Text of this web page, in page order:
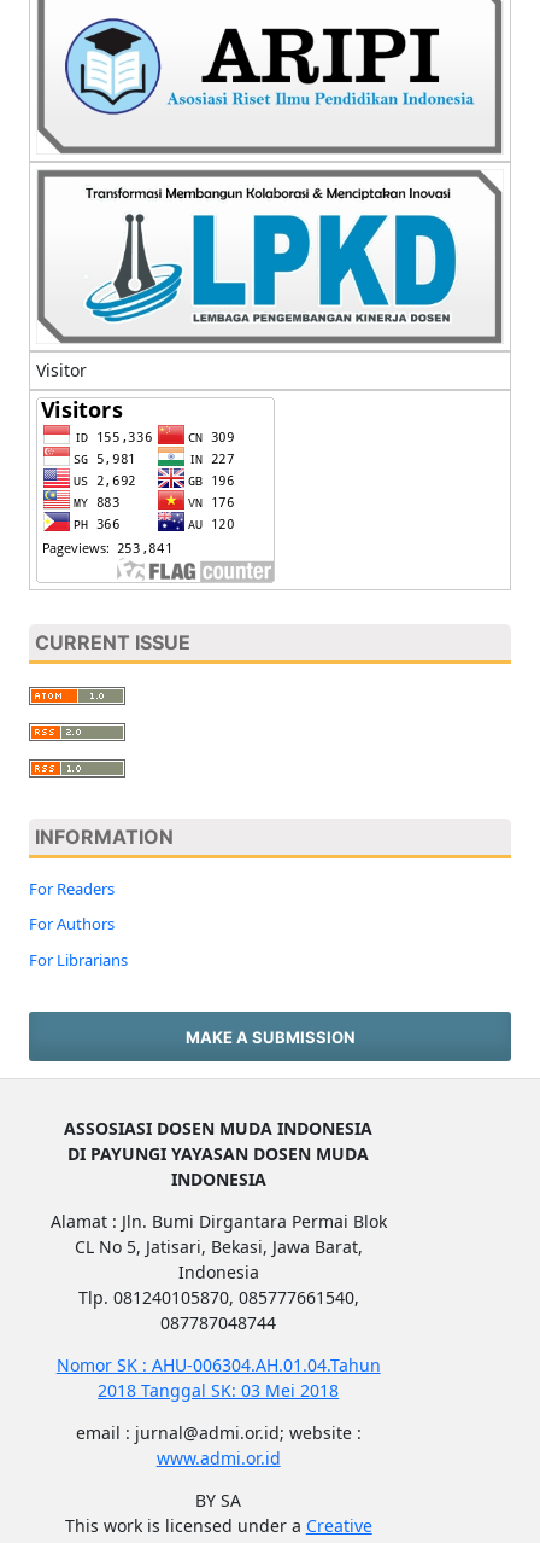
Visitor
CURRENT ISSUE
INFORMATION
For Readers
For Authors
For Librarians
MAKE A SUBMISSION
ASSOSIASI DOSEN MUDA INDONESIA
DI PAYUNGI YAYASAN DOSEN MUDA
INDONESIA
Alamat : Jln. Bumi Dirgantara Permai Blok
CL No 5, Jatisari, Bekasi, Jawa Barat,
Indonesia
Tlp. 081240105870, 085777661540,
087787048744
Nomor SK : AHU-006304.AH.01.04.Tahun
2018 Tanggal SK: 03 Mei 2018
email : jurnal@admi.or.id; website :
www.admi.or.id
BY SA
This work is licensed under a Creative